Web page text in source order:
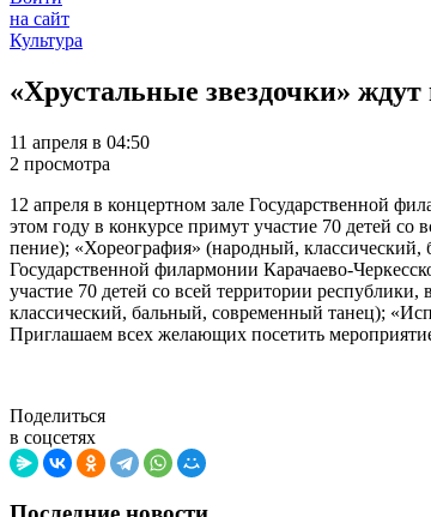
на сайт
Культура
«Хрустальные звездочки» ждут
11 апреля в 04:50
2 просмотра
12 апреля в концертном зале Государственной
этом году в конкурсе примут участие 70 детей
пение); «Хореография» (народный, классический,
Государственной филармонии Карачаево-
участие 70 детей со всей территории
классический, бальный, современный танец);
Приглашаем всех желающих посетить
Поделиться
в соцсетях